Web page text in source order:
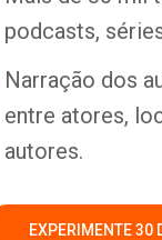
podcasts,
Narração dos
entre atores,
autores.
EXPERIMENTE 30